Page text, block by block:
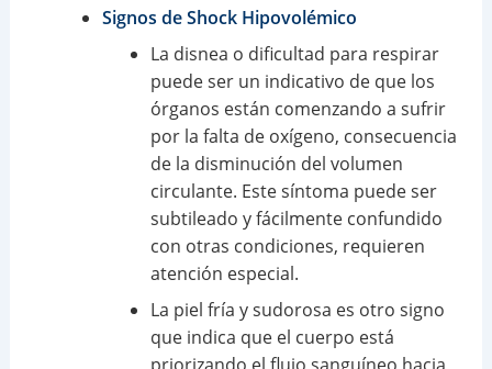
Signos de Shock Hipovolémico
La disnea o dificultad para respirar
puede ser un indicativo de que los
órganos están comenzando a sufrir
por la falta de oxígeno, consecuencia
de la disminución del volumen
circulante. Este síntoma puede ser
subtileado y fácilmente confundido
con otras condiciones, requieren
atención especial.
La piel fría y sudorosa es otro signo
que indica que el cuerpo está